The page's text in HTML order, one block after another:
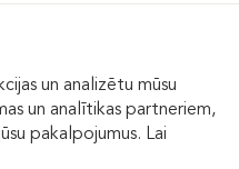
un analizētu mūsu
un analītikas partneriem,
pakalpojumus. Lai